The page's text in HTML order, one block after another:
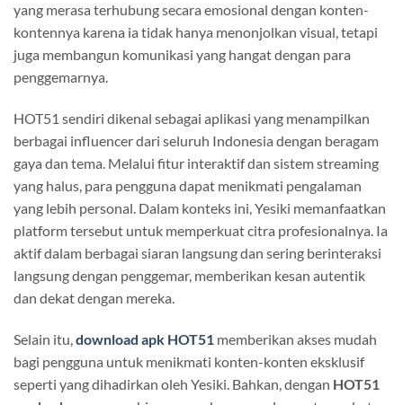
yang merasa terhubung secara emosional dengan konten-
kontennya karena ia tidak hanya menonjolkan visual, tetapi
juga membangun komunikasi yang hangat dengan para
penggemarnya.
HOT51 sendiri dikenal sebagai aplikasi yang menampilkan
berbagai influencer dari seluruh Indonesia dengan beragam
gaya dan tema. Melalui fitur interaktif dan sistem streaming
yang halus, para pengguna dapat menikmati pengalaman
yang lebih personal. Dalam konteks ini, Yesiki memanfaatkan
platform tersebut untuk memperkuat citra profesionalnya. Ia
aktif dalam berbagai siaran langsung dan sering berinteraksi
langsung dengan penggemar, memberikan kesan autentik
dan dekat dengan mereka.
Selain itu,download apk HOT51 memberikan akses mudah
bagi pengguna untuk menikmati konten-konten eksklusif
seperti yang dihadirkan oleh Yesiki. Bahkan, dengan HOT51